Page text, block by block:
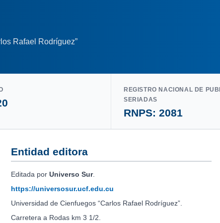
Rafael Rodríguez”
REGISTRO NACIONAL DE
SERIADAS
RNPS: 2081
Entidad editora
Editada por Universo Sur.
https://universosur.ucf.edu.cu
Universidad de Cienfuegos “Carlos Rafael Rodríguez”.
Carretera a Rodas km 3 1/2.